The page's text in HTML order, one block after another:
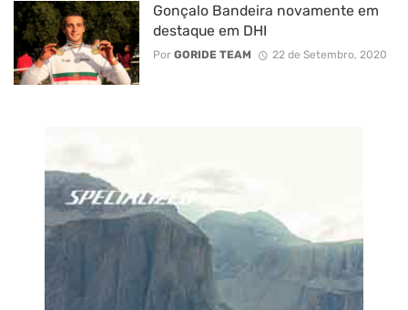
Gonçalo Bandeira novamente em
destaque em DHI
Por GORIDE TEAM 22 de Setembro, 2020